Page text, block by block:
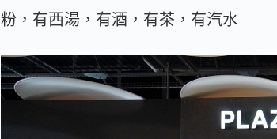
粉，有西湯，有酒，有茶，有汽水